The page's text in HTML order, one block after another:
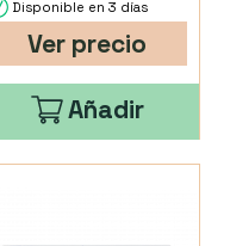
Disponible en 3 días
Ver precio
Añadir